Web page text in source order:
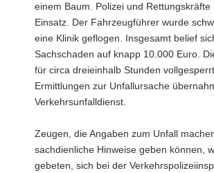
einem Baum. Polizei und Rettungskräfte
Einsatz. Der Fahrzeugführer wurde
eine Klinik geflogen. Insgesamt belief
Sachschaden auf knapp 10.000 Euro.
für circa dreieinhalb Stunden
Ermittlungen zur Unfallursache
Verkehrsunfalldienst.
Zeugen, die Angaben zum Unfall
sachdienliche Hinweise geben können,
gebeten, sich bei der